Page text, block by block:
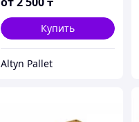
Купить
Altyn Pallet